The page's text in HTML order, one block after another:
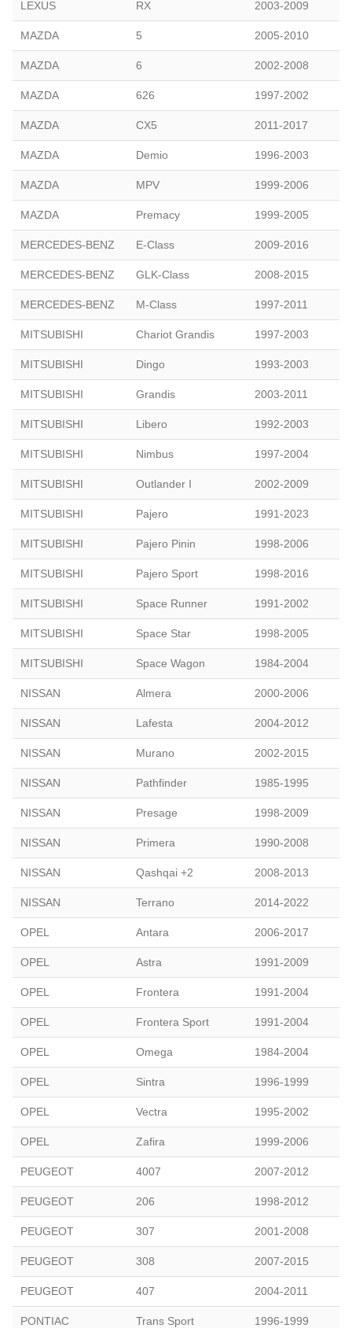
LEXUS RX 2003-2009
MAZDA 5 2005-2010
MAZDA 6 2002-2008
MAZDA 626 1997-2002
MAZDA CX5 2011-2017
MAZDA Demio 1996-2003
MAZDA MPV 1999-2006
MAZDA Premacy 1999-2005
MERCEDES-BENZ E-Class 2009-2016
MERCEDES-BENZ GLK-Class 2008-2015
MERCEDES-BENZ M-Class 1997-2011
MITSUBISHI Chariot Grandis 1997-2003
MITSUBISHI Dingo 1993-2003
MITSUBISHI Grandis 2003-2011
MITSUBISHI Libero 1992-2003
MITSUBISHI Nimbus 1997-2004
MITSUBISHI Outlander I 2002-2009
MITSUBISHI Pajero 1991-2023
MITSUBISHI Pajero Pinin 1998-2006
MITSUBISHI Pajero Sport 1998-2016
MITSUBISHI Space Runner 1991-2002
MITSUBISHI Space Star 1998-2005
MITSUBISHI Space Wagon 1984-2004
NISSAN Almera 2000-2006
NISSAN Lafesta 2004-2012
NISSAN Murano 2002-2015
NISSAN Pathfinder 1985-1995
NISSAN Presage 1998-2009
NISSAN Primera 1990-2008
NISSAN Qashqai +2 2008-2013
NISSAN Terrano 2014-2022
OPEL Antara 2006-2017
OPEL Astra 1991-2009
OPEL Frontera 1991-2004
OPEL Frontera Sport 1991-2004
OPEL Omega 1984-2004
OPEL Sintra 1996-1999
OPEL Vectra 1995-2002
OPEL Zafira 1999-2006
PEUGEOT 4007 2007-2012
PEUGEOT 206 1998-2012
PEUGEOT 307 2001-2008
PEUGEOT 308 2007-2015
PEUGEOT 407 2004-2011
PONTIAC Trans Sport 1996-1999